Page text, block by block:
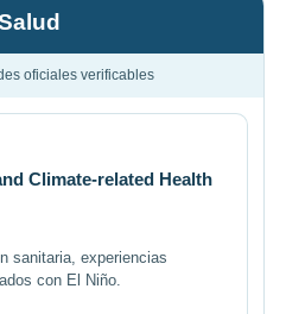
oficiales verificables
Climate-related Health
sanitaria, experiencias
con El Niño.